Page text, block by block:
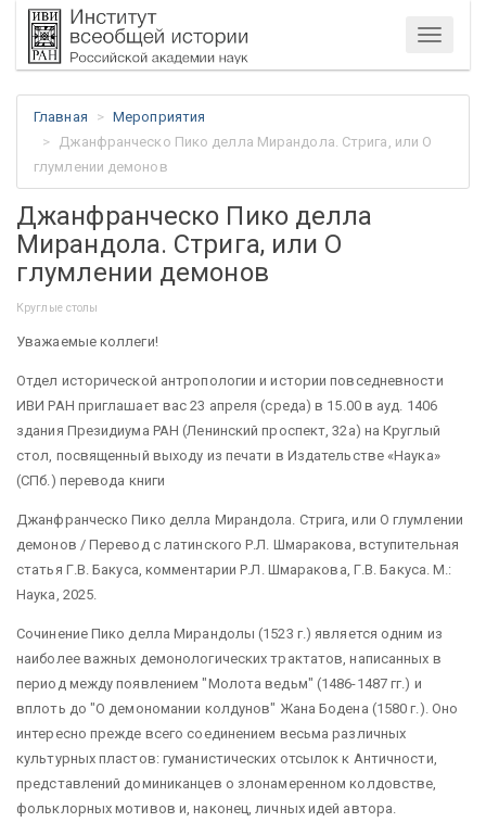
Меню
Главная
Мероприятия
Джанфранческо Пико делла Мирандола. Стрига, или О
глумлении демонов
Джанфранческо Пико делла
Мирандола. Стрига, или О
глумлении демонов
Круглые столы
Уважаемые коллеги!
Отдел исторической антропологии и истории повседневности
ИВИ РАН приглашает вас 23 апреля (среда) в 15.00 в ауд. 1406
здания Президиума РАН (Ленинский проспект, 32а) на Круглый
стол, посвященный выходу из печати в Издательстве «Наука»
(СПб.) перевода книги
Джанфранческо Пико делла Мирандола. Стрига, или О глумлении
демонов / Перевод с латинского Р.Л. Шмаракова, вступительная
статья Г.В. Бакуса, комментарии Р.Л. Шмаракова, Г.В. Бакуса. М.:
Наука, 2025.
Сочинение Пико делла Мирандолы (1523 г.) является одним из
наиболее важных демонологических трактатов, написанных в
период между появлением "Молота ведьм" (1486-1487 гг.) и
вплоть до "О демономании колдунов" Жана Бодена (1580 г.). Оно
интересно прежде всего соединением весьма различных
культурных пластов: гуманистических отсылок к Античности,
представлений доминиканцев о злонамеренном колдовстве,
фольклорных мотивов и, наконец, личных идей автора.